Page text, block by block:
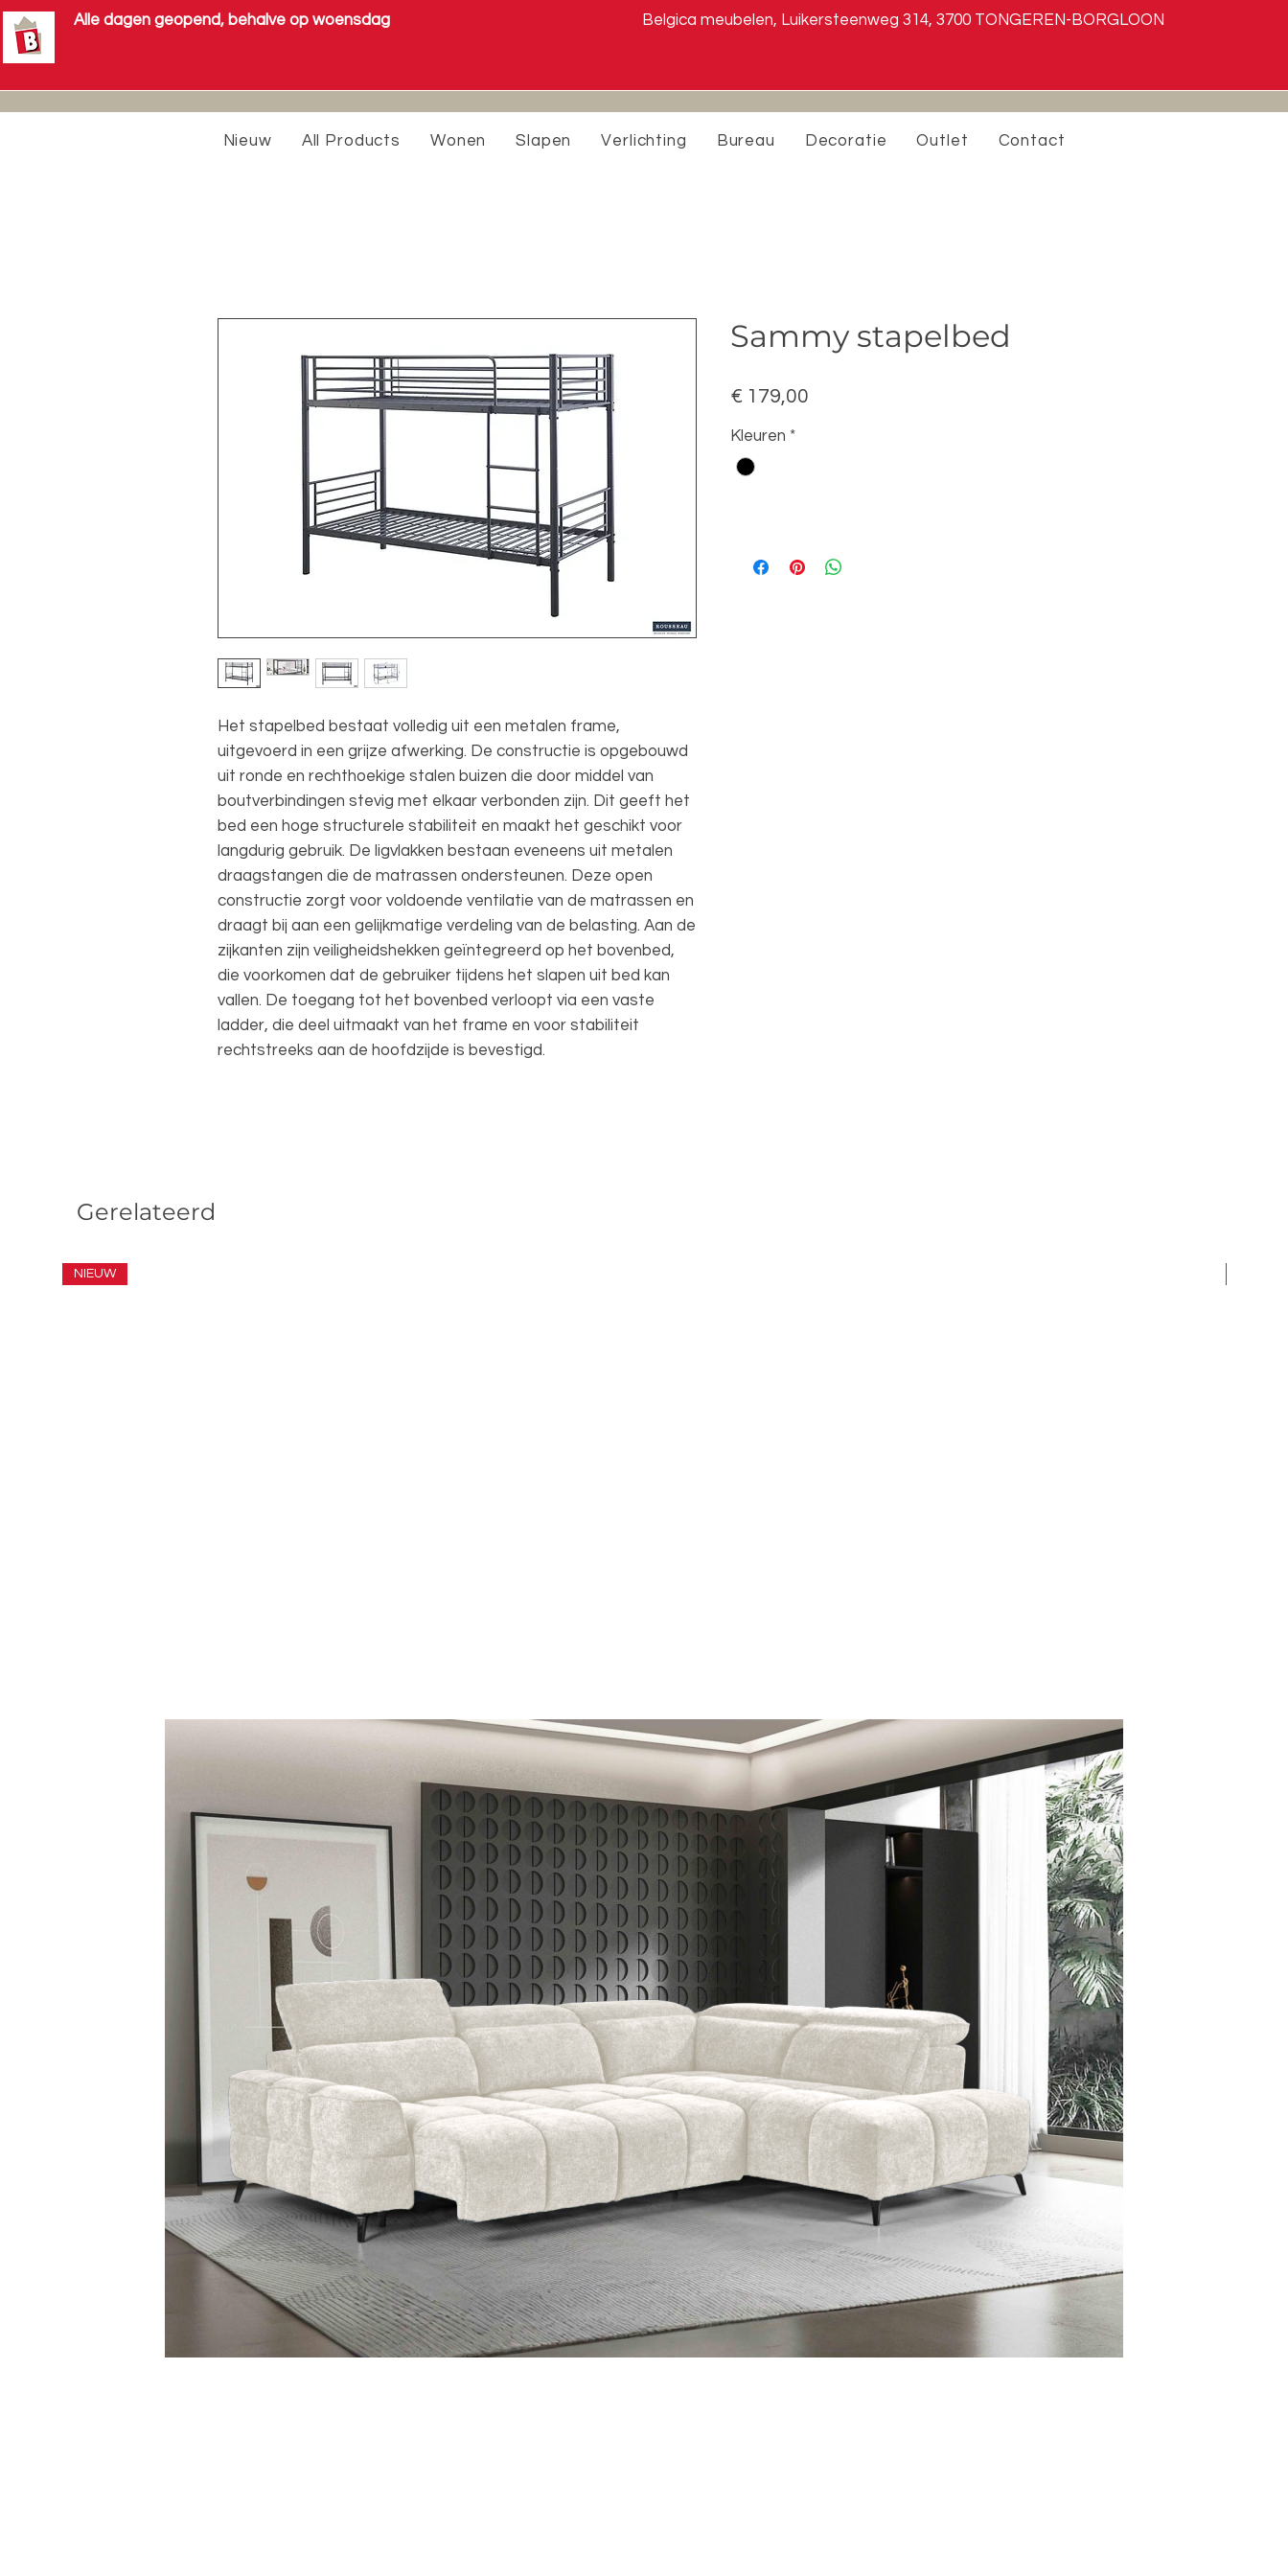
Alle dagen geopend, behalve op woensdag Belgica meubelen, Luikersteenweg 314, 3700 TONGEREN-BORGLOON
Nieuw All Products Wonen Slapen Verlichting Bureau Decoratie Outlet Contact
Het stapelbed bestaat volledig uit een metalen frame,
uitgevoerd in een grijze afwerking. De constructie is opgebouwd
uit ronde en rechthoekige stalen buizen die door middel van
boutverbindingen stevig met elkaar verbonden zijn. Dit geeft het
bed een hoge structurele stabiliteit en maakt het geschikt voor
langdurig gebruik. De ligvlakken bestaan eveneens uit metalen
draagstangen die de matrassen ondersteunen. Deze open
constructie zorgt voor voldoende ventilatie van de matrassen en
draagt bij aan een gelijkmatige verdeling van de belasting. Aan de
zijkanten zijn veiligheidshekken geïntegreerd op het bovenbed,
die voorkomen dat de gebruiker tijdens het slapen uit bed kan
vallen. De toegang tot het bovenbed verloopt via een vaste
ladder, die deel uitmaakt van het frame en voor stabiliteit
rechtstreeks aan de hoofdzijde is bevestigd.
Sammy stapelbed
€ 179,00
Kleuren *
Gerelateerd
NIEUW